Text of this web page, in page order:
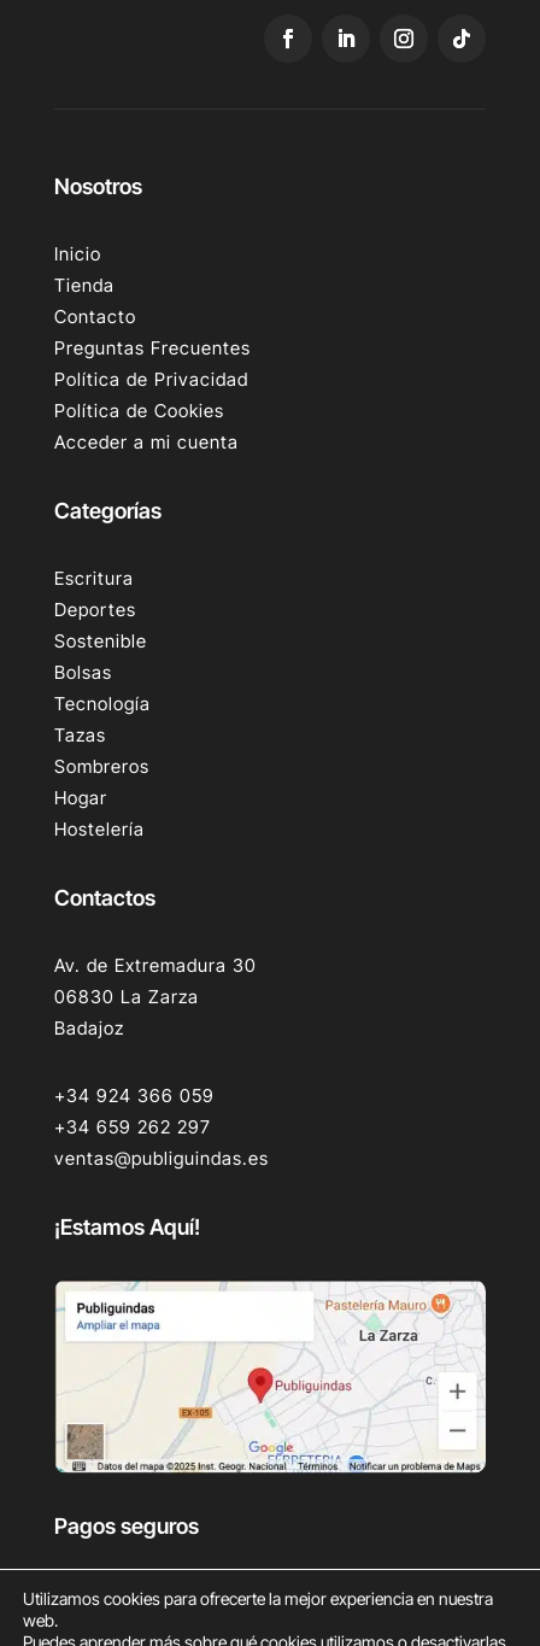
Nosotros
Inicio
Tienda
Contacto
Preguntas Frecuentes
Política de Privacidad
Política de Cookies
Acceder a mi cuenta
Categorías
Escritura
Deportes
Sostenible
Bolsas
Tecnología
Tazas
Sombreros
Hogar
Hostelería
Contactos
Av. de Extremadura 30
06830 La Zarza
Badajoz
+34 924 366 059
+34 659 262 297
ventas@publiguindas.es
¡Estamos Aquí!
Pagos seguros
Utilizamos cookies para ofrecerte la mejor experiencia en nuestra
web.
Puedes aprender más sobre qué cookies utilizamos o desactivarlas